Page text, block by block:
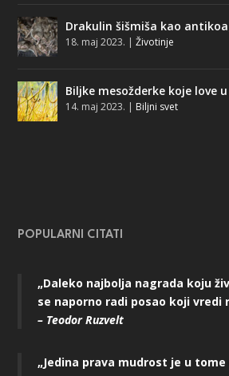
Drakulin šišmiša kao
18. maj 2023. |Životinje
Biljke mesožderke koje love
14. maj 2023. | Biljni svet
POPULARNI CITATI
„Daleko najbolja nagrada koju
se naporno radi posao koji vredi
– Teodor Ruzvelt
„Jedina prava mudrost je u